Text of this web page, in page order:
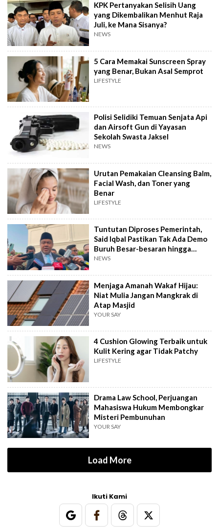
KPK Pertanyakan Selisih Uang
yang Dikembalikan Menhut Raja
Juli, ke Mana Sisanya?
NEWS
5 Cara Memakai Sunscreen Spray
yang Benar, Bukan Asal Semprot
LIFESTYLE
Polisi Selidiki Temuan Senjata Api
dan Airsoft Gun di Yayasan
Sekolah Swasta Jaksel
NEWS
Urutan Pemakaian Cleansing Balm,
Facial Wash, dan Toner yang
Benar
LIFESTYLE
Tuntutan Diproses Pemerintah,
Said Iqbal Pastikan Tak Ada Demo
Buruh Besar-besaran hingga
September
NEWS
Menjaga Amanah Wakaf Hijau:
Niat Mulia Jangan Mangkrak di
Atap Masjid
YOUR SAY
4 Cushion Glowing Terbaik untuk
Kulit Kering agar Tidak Patchy
LIFESTYLE
Drama Law School, Perjuangan
Mahasiswa Hukum Membongkar
Misteri Pembunuhan
YOUR SAY
Load More
Ikuti Kami